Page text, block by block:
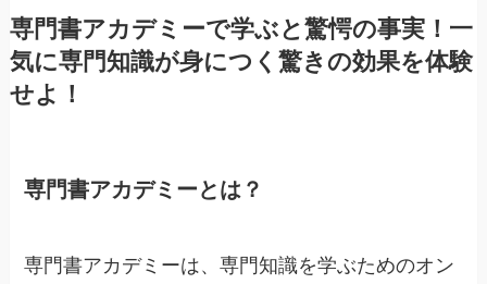
専門書アカデミーで学ぶと驚愕の事実！一
気に専門知識が身につく驚きの効果を体験
せよ！
専門書アカデミーとは？
専門書アカデミーは、専門知識を学ぶためのオン